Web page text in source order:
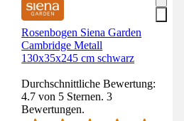
Rosenbogen Siena Garden
Cambridge Metall
130x35x245 cm schwarz
Durchschnittliche Bewertung:
4.7 von 5 Sternen. 3
Bewertungen.